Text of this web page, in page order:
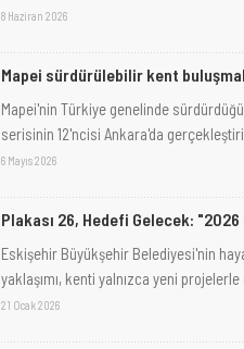
8 Haziran 2026
Mapei sürdürülebilir kent
Mapei'nin Türkiye genelinde
serisinin 12'ncisi Ankara'da
6 Mayıs 2026
Plakası 26, Hedefi Gelecek: "2026
Eskişehir Büyükşehir Belediyesi'nin
yaklaşımı, kenti yalnızca yeni
21 Ocak 2026